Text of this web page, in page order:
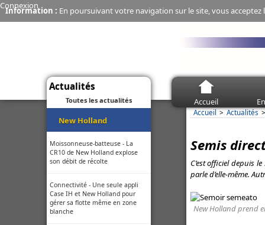
Information : En poursuivant votre navigation sur le site, vous
Connexion
Accueil
Actualités
Toutes les actualités
New Holland
Moissonneuse-batteuse - La
CR10 de New Holland explose
son débit de récolte
Connectivité - Une seule appli
Case IH et New Holland pour
gérer sa flotte même en zone
blanche
Accueil Actualités
Semis
C’est officiel depuis
parle d’elle-même.
New Holland prend